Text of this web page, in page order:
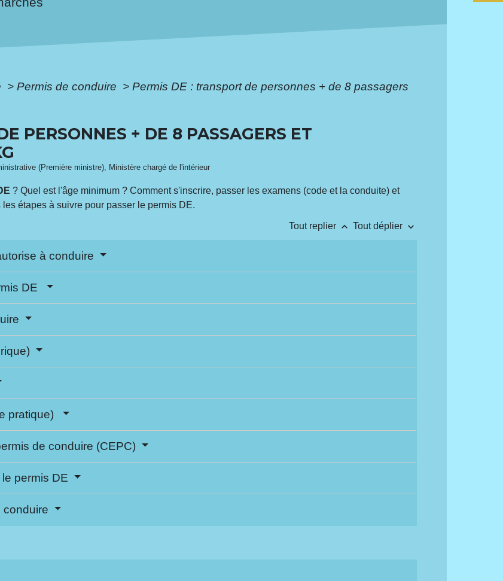
> Permis de conduire > Permis DE : transport de personnes + de 8 passagers
PERSONNES + DE 8 PASSAGERS ET
(Première ministre), Ministère chargé de l'intérieur
? Quel est l'âge minimum ? Comment s'inscrire, passer les examens (code et la conduite) et
étapes à suivre pour passer le permis DE.
Tout replier keyboard_arrow_up Tout déplier keyboard_arrow_down
à conduire
DE
pratique)
de conduire (CEPC)
permis DE
conduire